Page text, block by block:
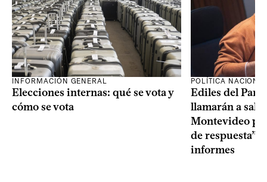
INFORMACIÓN GENERAL
Elecciones internas: qué se vota y
cómo se vota
POLÍTICA
Ediles del
llamarán a sala
Montevideo
de respuesta”
informes